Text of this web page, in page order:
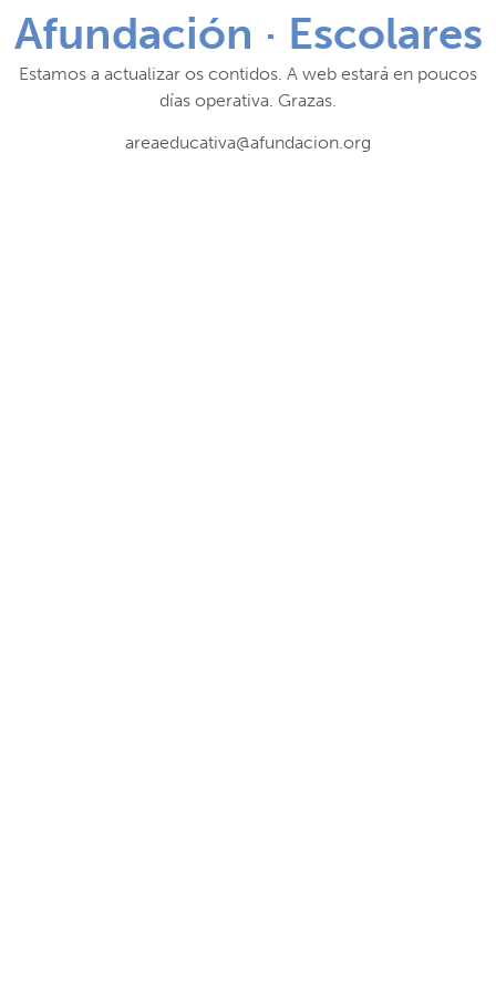
Afundación · Escolares
Estamos a actualizar os contidos. A web estará en poucos
días operativa. Grazas.
areaeducativa@afundacion.org